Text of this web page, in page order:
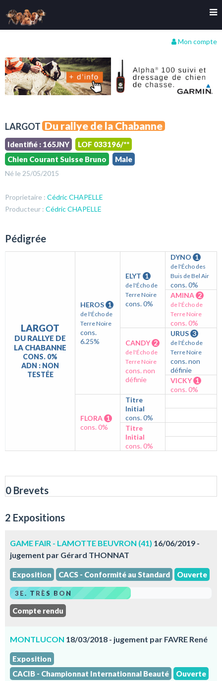
Mon compte
LARGOT Du rallye de la Chabanne
Identifié : 165JNY
LOF 033196/**
Chien Courant Suisse Bruno
Male
Né le 25/05/2015
Proprietaire : Cédric CHAPELLE
Producteur : Cédric CHAPELLE
Pédigrée
LARGOT
DU RALLYE DE
LA CHABANNE
CONS. 0%
ADN : NON
TESTÉE
HEROS 1
de l'Écho de
Terre Noire
cons.
6.25%
ELYT 1
de l'Écho de
Terre Noire
cons. 0%
DYNO 1
de l'Écho des
Buis de Bel Air
cons. 0%
AMINA 2
de l'Écho de
Terre Noire
cons. 0%
CANDY 2
de l'Écho de
Terre Noire
cons. non
définie
URUS 3
de l'Écho de
Terre Noire
cons. non
définie
VICKY 1
cons. 0%
FLORA 1
cons. 0%
Titre
Initial
cons. 0%
Titre
Initial
cons. 0%
0 Brevets
2 Expositions
GAME FAIR - LAMOTTE BEUVRON (41) 16/06/2019 -
jugement par Gérard THONNAT
Exposition CACS - Conformité au Standard Ouverte
3E. TRÈS BON
Compte rendu
MONTLUCON 18/03/2018 - jugement par FAVRE René
Exposition
CACIB - Championnat Internationnal Beauté
Ouverte